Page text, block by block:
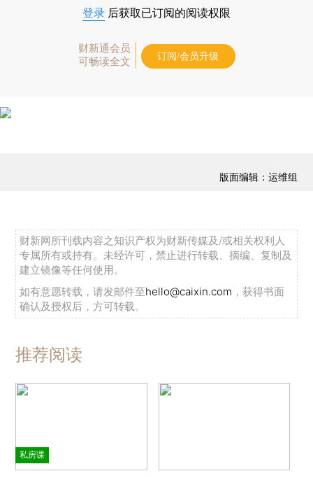
登录 后获取已订阅的阅读权限
财新通会员
可畅读全文
订阅/会员升级
版面编辑：运维组
财新网所刊载内容之知识产权为财新传媒及/或相关权利人
专属所有或持有。未经许可，禁止进行转载、摘编、复制及
建立镜像等任何使用。
如有意愿转载，请发邮件至hello@caixin.com ，获得书面
确认及授权后，方可转载。
推荐阅读
私房课